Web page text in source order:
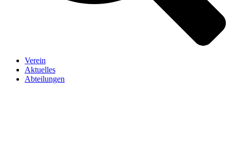
Verein
Aktuelles
Abteilungen